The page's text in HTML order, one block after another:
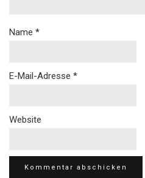
Name *
E-Mail-Adresse *
Website